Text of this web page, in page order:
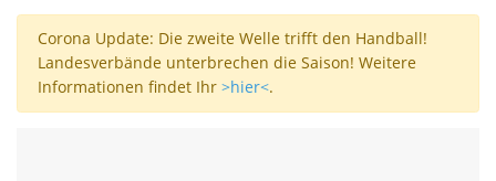
Corona Update: Die zweite Welle trifft den Handball!
Landesverbände unterbrechen die Saison! Weitere
Informationen findet Ihr >hier<.